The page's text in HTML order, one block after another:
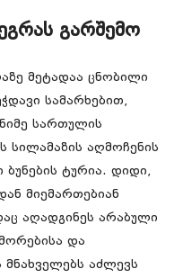
გარშემო
მეტადაა ცნობილი
სამარხებით,
სართულის
სილამაზის აღმოჩენის
ტურია. დიდი,
მიემართებიან
აღადგინეს არაბული
და
მნახველებს აძლევს